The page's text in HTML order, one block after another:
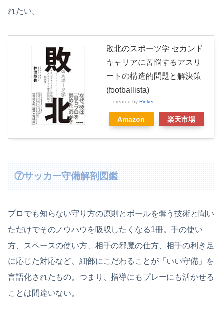
れたい。
敗北のスポーツ学 セカンド
キャリアに苦悩するアスリ
ートの構造的問題と解決策
(footballista)
created by Rinker
Amazon 楽天市場
⑦サッカー守備解剖図鑑
プロでも知らない守り方の原則とボールを奪う技術と聞い
ただけでそのノウハウを吸収したくなる1冊。手の使い
方、スペースの使い方、相手の邪魔の仕方、相手の利き足
に応じた対応など、細部にこだわることが「いい守備」を
言語化されたもの。つまり、指導にもプレーにも活かせる
ことは間違いない。